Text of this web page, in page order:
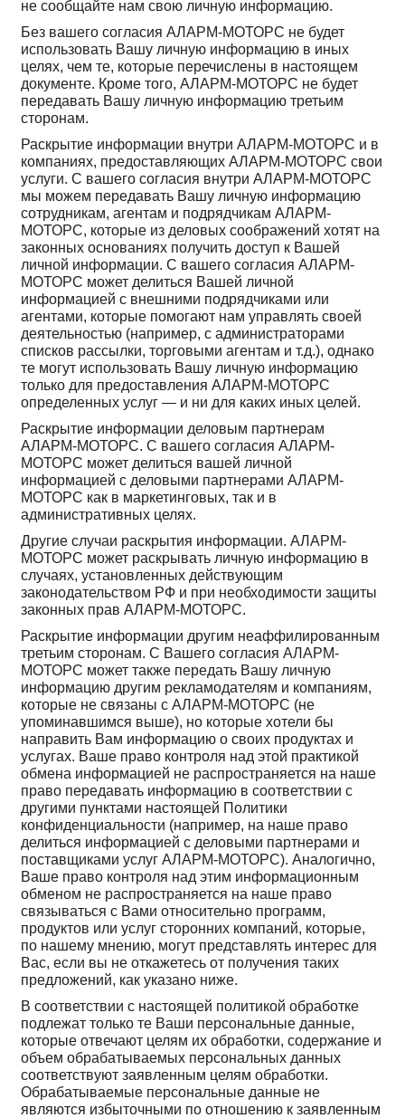
не сообщайте нам свою личную информацию.
Без вашего согласия АЛАРМ-МОТОРС не будет
использовать Вашу личную информацию в иных
целях, чем те, которые перечислены в настоящем
документе. Кроме того, АЛАРМ-МОТОРС не будет
передавать Вашу личную информацию третьим
сторонам.
Раскрытие информации внутри АЛАРМ-МОТОРС и в
компаниях, предоставляющих АЛАРМ-МОТОРС свои
услуги. С вашего согласия внутри АЛАРМ-МОТОРС
мы можем передавать Вашу личную информацию
сотрудникам, агентам и подрядчикам АЛАРМ-
МОТОРС, которые из деловых соображений хотят на
законных основаниях получить доступ к Вашей
личной информации. С вашего согласия АЛАРМ-
МОТОРС может делиться Вашей личной
информацией с внешними подрядчиками или
агентами, которые помогают нам управлять своей
деятельностью (например, с администраторами
списков рассылки, торговыми агентам и т.д.), однако
те могут использовать Вашу личную информацию
только для предоставления АЛАРМ-МОТОРС
определенных услуг — и ни для каких иных целей.
Раскрытие информации деловым партнерам
АЛАРМ-МОТОРС. С вашего согласия АЛАРМ-
МОТОРС может делиться вашей личной
информацией с деловыми партнерами АЛАРМ-
МОТОРС как в маркетинговых, так и в
административных целях.
Другие случаи раскрытия информации. АЛАРМ-
МОТОРС может раскрывать личную информацию в
случаях, установленных действующим
законодательством РФ и при необходимости защиты
законных прав АЛАРМ-МОТОРС.
Раскрытие информации другим неаффилированным
третьим сторонам. С Вашего согласия АЛАРМ-
МОТОРС может также передать Вашу личную
информацию другим рекламодателям и компаниям,
которые не связаны с АЛАРМ-МОТОРС (не
упоминавшимся выше), но которые хотели бы
направить Вам информацию о своих продуктах и
услугах. Ваше право контроля над этой практикой
обмена информацией не распространяется на наше
право передавать информацию в соответствии с
другими пунктами настоящей Политики
конфиденциальности (например, на наше право
делиться информацией с деловыми партнерами и
поставщиками услуг АЛАРМ-МОТОРС). Аналогично,
Ваше право контроля над этим информационным
обменом не распространяется на наше право
связываться с Вами относительно программ,
продуктов или услуг сторонних компаний, которые,
по нашему мнению, могут представлять интерес для
Вас, если вы не откажетесь от получения таких
предложений, как указано ниже.
В соответствии с настоящей политикой обработке
подлежат только те Ваши персональные данные,
которые отвечают целям их обработки, содержание и
объем обрабатываемых персональных данных
соответствуют заявленным целям обработки.
Обрабатываемые персональные данные не
являются избыточными по отношению к заявленным